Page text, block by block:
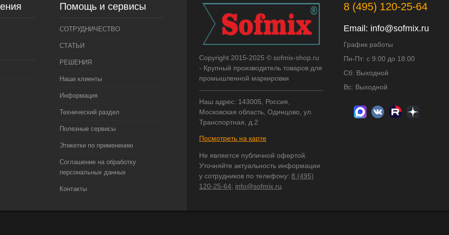
Помощь и сервисы
СОТРУДНИЧЕСТВО
СТАТЬИ
РЕШЕНИЯ
Наши клиенты
Информация
Технический раздел
Полезные сервисы
Этикетки по применению
Соглашение на обработку
персональных данных
Контакты
Copyright 2015-2025 © sofmix-shop.ru
- Крупный производитель товаров для
промышленной маркировки
Наш адрес: 143005, Россия,
Московская область, Одинцово, ул.
Транспортная, д.2
Посмотреть на карте
Не является публичной офертой.
Уточняйте актуальность информации
у сотрудников по телефону: 8 (495)
120-25-64; info@sofmix.ru
8 (495) 120-25-64
Email: info@sofmix.ru
График работы
Пн-Пт: с 9:00 до 18:00
Сб: Выходной
Вс: Выходной